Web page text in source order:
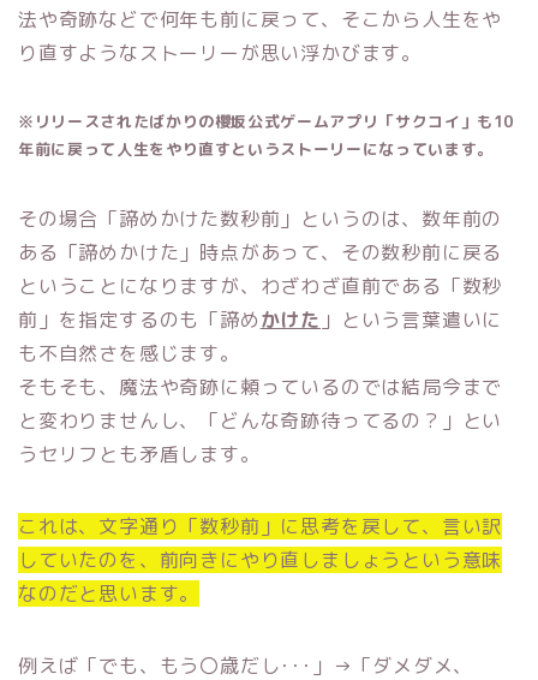
法や奇跡などで何年も前に戻って、そこから人生をや
り直すようなストーリーが思い浮かびます。
※リリースされたばかりの櫻坂公式ゲームアプリ「サクコイ」も10
年前に戻って人生をやり直すというストーリーになっています。
その場合「諦めかけた数秒前」というのは、数年前の
ある「諦めかけた」時点があって、その数秒前に戻る
ということになりますが、わざわざ直前である「数秒
前」を指定するのも「諦めかけた 」という言葉遣いに
も不自然さを感じます。
そもそも、魔法や奇跡に頼っているのでは結局今まで
と変わりませんし、「どんな奇跡待ってるの？」とい
うセリフとも矛盾します。
これは、文字通り「数秒前」に思考を戻して、言い訳
していたのを、前向きにやり直しましょうという意味
なのだと思います。
例えば「でも、もう〇歳だし･･･」→「ダメダメ、